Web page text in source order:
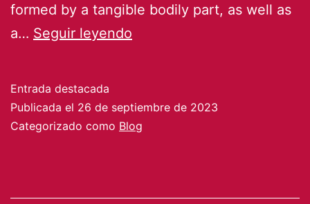
formed by a tangible bodily part, as well as
a… Seguir leyendo
September
2023
Entrada destacada
Publicada el 26 de septiembre de 2023
Categorizado como Blog